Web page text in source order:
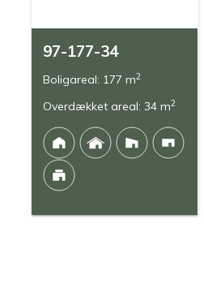
97-177-34
Boligareal: 177 m2
Overdækket areal: 34 m2